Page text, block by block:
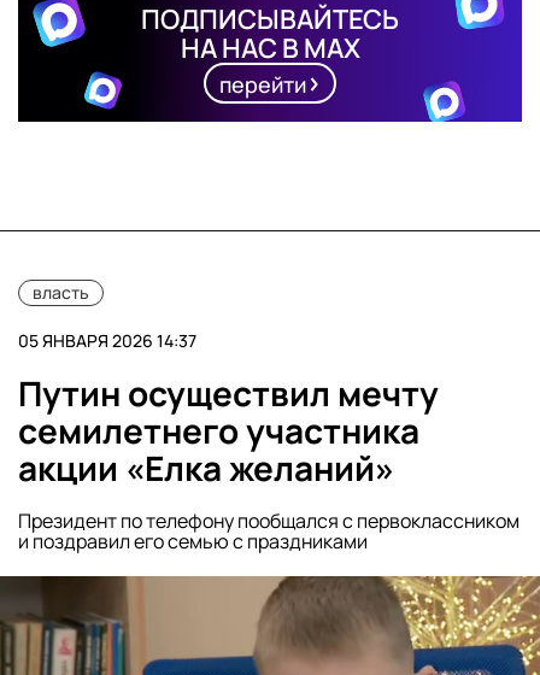
ПОДПИСЫВАЙТЕСЬ
НА НАС В MAX
перейти
власть
05 ЯНВАРЯ 2026 14:37
Путин осуществил мечту
семилетнего участника
акции «Елка желаний»
Президент по телефону пообщался с первоклассником
и поздравил его семью с праздниками